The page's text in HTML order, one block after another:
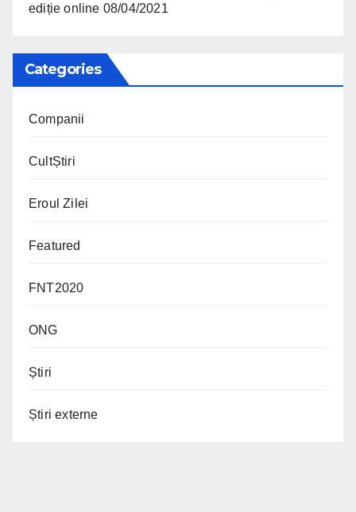
ediție online 08/04/2021
Categories
Companii
CultȘtiri
Eroul Zilei
Featured
FNT2020
ONG
Știri
Știri externe